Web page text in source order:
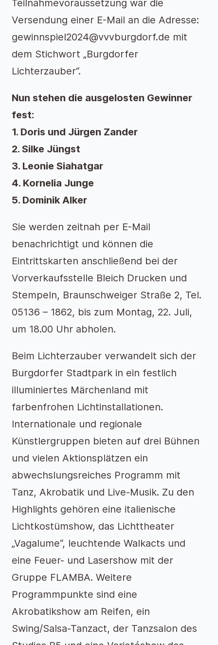
Teilnahmevoraussetzung war die
Versendung einer E-Mail an die Adresse:
gewinnspiel2024@vvvburgdorf.de mit
dem Stichwort „Burgdorfer
Lichterzauber“.
Nun stehen die ausgelosten Gewinner
fest:
1. Doris und Jürgen Zander
2. Silke Jüngst
3. Leonie Siahatgar
4. Kornelia Junge
5. Dominik Alker
Sie werden zeitnah per E-Mail
benachrichtigt und können die
Eintrittskarten anschließend bei der
Vorverkaufsstelle Bleich Drucken und
Stempeln, Braunschweiger Straße 2, Tel.
05136 – 1862, bis zum Montag, 22. Juli,
um 18.00 Uhr abholen.
Beim Lichterzauber verwandelt sich der
Burgdorfer Stadtpark in ein festlich
illuminiertes Märchenland mit
farbenfrohen Lichtinstallationen.
Internationale und regionale
Künstlergruppen bieten auf drei Bühnen
und vielen Aktionsplätzen ein
abwechslungsreiches Programm mit
Tanz, Akrobatik und Live-Musik. Zu den
Highlights gehören eine italienische
Lichtkostümshow, das Lichttheater
„Vagalume“, leuchtende Walkacts und
eine Feuer- und Lasershow mit der
Gruppe FLAMBA. Weitere
Programmpunkte sind eine
Akrobatikshow am Reifen, ein
Swing/Salsa-Tanzact, der Tanzsalon des